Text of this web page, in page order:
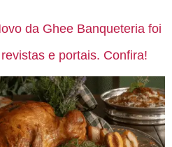
da Ghee Banqueteria foi
e portais. Confira!